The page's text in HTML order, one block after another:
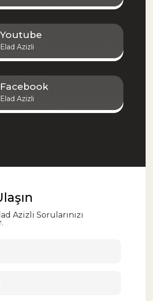
Youtube
Elad Azizli
Facebook
Elad Azizli
Azizli Sorularınızı